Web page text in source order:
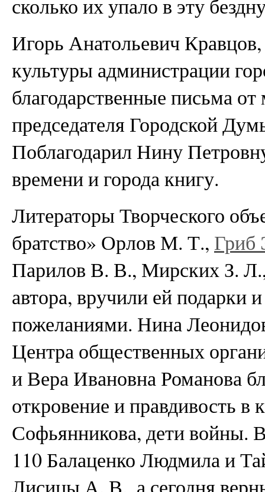
сколько их упало в эту
Игорь Анатольевич
культуры администрации
благодарственные письма
председателя Городской
Поблагодарил Нину
времени и города книгу.
Литераторы Творческого
братство» Орлов М. Т., Гриб
Парилов В. В., Мирских З.
автора, вручили ей подарки
пожеланиями. Нина
Центра общественных
и Вера Ивановна Романова
откровение и правдивость
Софьянникова, дети войны.
110 Балаценко Людмила и